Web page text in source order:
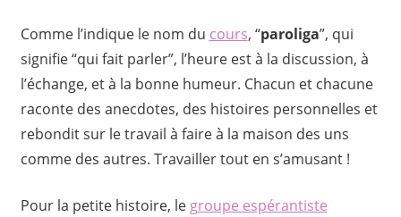
Comme l’indique le nom du cours, “paroliga”, qui
signifie “qui fait parler”, l’heure est à la discussion, à
l’échange, et à la bonne humeur. Chacun et chacune
raconte des anecdotes, des histoires personnelles et
rebondit sur le travail à faire à la maison des uns
comme des autres. Travailler tout en s’amusant !
Pour la petite histoire, le groupe espérantiste